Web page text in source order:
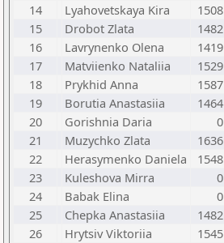
14
Lyahovetskaya Kira 1508
15
Drobot Zlata 1482
16
Lavrynenko Olena 1419
17
Matviienko Nataliia 1529
18
Prykhid Anna 1587
19
Borutia Anastasiia 1464
20
Gorishnia Daria 0
21
Muzychko Zlata 1636
22
Herasymenko Daniela 1548
23
Kuleshova Mirra 0
24
Babak Elina 0
25
Chepka Anastasiia 1482
26
Hrytsiv Viktoriia 1545